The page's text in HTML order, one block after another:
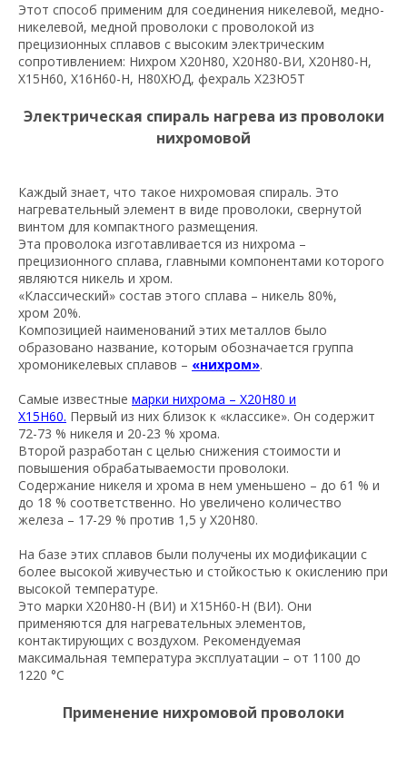
Этот способ применим для соединения никелевой, медно-
никелевой, медной проволоки с проволокой из
прецизионных сплавов с высоким электрическим
сопротивлением: Нихром Х20Н80, Х20Н80-ВИ, Х20Н80-Н,
Х15Н60, Х16Н60-Н, Н80ХЮД, фехраль Х23Ю5Т
Электрическая спираль нагрева из проволоки
нихромовой
Каждый знает, что такое нихромовая спираль. Это
нагревательный элемент в виде проволоки, свернутой
винтом для компактного размещения.
Эта проволока изготавливается из нихрома –
прецизионного сплава, главными компонентами которого
являются никель и хром.
«Классический» состав этого сплава – никель 80%,
хром 20%.
Композицией наименований этих металлов было
образовано название, которым обозначается группа
хромоникелевых сплавов – «нихром».
Самые известные марки нихрома – Х20Н80 и
Х15Н60. Первый из них близок к «классике». Он содержит
72-73 % никеля и 20-23 % хрома.
Второй разработан с целью снижения стоимости и
повышения обрабатываемости проволоки.
Содержание никеля и хрома в нем уменьшено – до 61 % и
до 18 % соответственно. Но увеличено количество
железа – 17-29 % против 1,5 у Х20Н80.
На базе этих сплавов были получены их модификации с
более высокой живучестью и стойкостью к окислению при
высокой температуре.
Это марки Х20Н80-Н (ВИ) и Х15Н60-Н (ВИ). Они
применяются для нагревательных элементов,
контактирующих с воздухом. Рекомендуемая
максимальная температура эксплуатации – от 1100 до
1220 °С
Применение нихромовой проволоки